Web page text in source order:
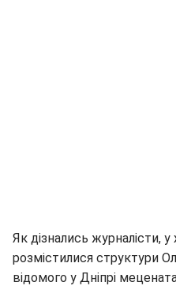
Як дізнались журналісти,
розмістилися структури
відомого у Дніпрі